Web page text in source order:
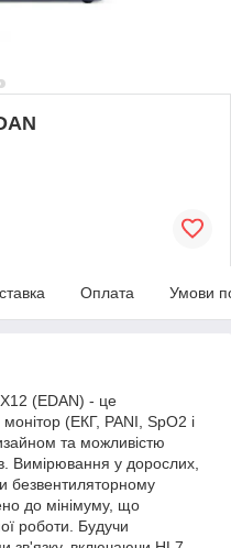
Оплата Умови
X12 (EDAN) - це
(ЕКГ, PANI, SpO2 і
та можливістю
Вимірювання у дорослих,
безвентиляторному
до мінімуму, що
роботи. Будучи